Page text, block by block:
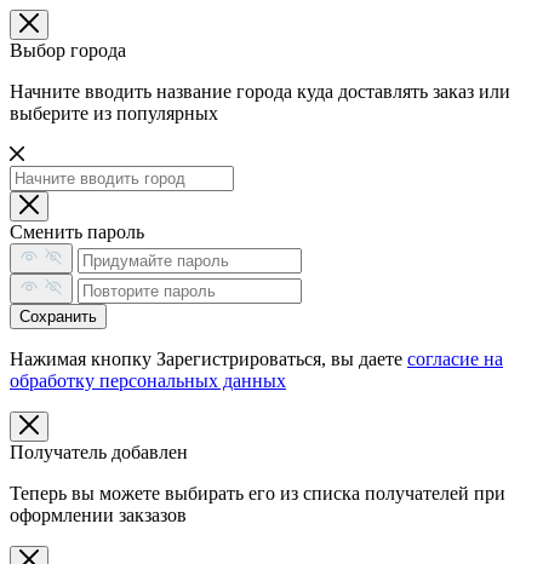
Выбор города
Начните вводить название города куда доставлять заказ или
выберите из популярных
Сменить пароль
Сохранить
Нажимая кнопку Зарегистрироваться, вы даете согласие на
обработку персональных данных
Получатель добавлен
Теперь вы можете выбирать его из списка получателей при
оформлении закзазов